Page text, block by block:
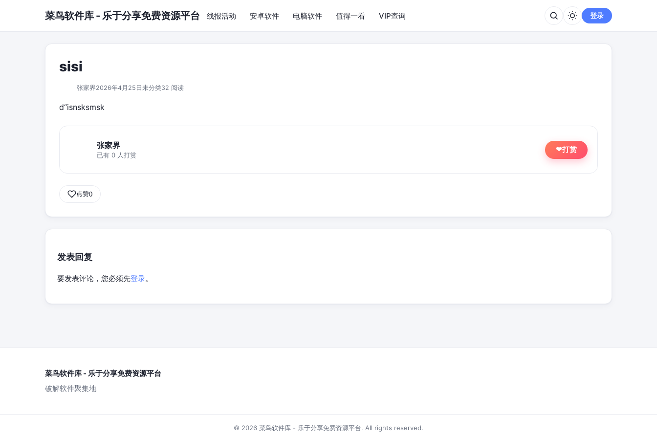
菜鸟软件库 - 乐于分享免费资源平台 线报活动 安卓软件 电脑软件 值得一看 VIP查询 登录
sisi
张家界2026年4月25日 未分类32 阅读
d“isnsksmsk
张家界
已有 0 人打赏
❤打赏
点赞0
发表回复
要发表评论，您必须先登录。
菜鸟软件库 - 乐于分享免费资源平台
破解软件聚集地
© 2026 菜鸟软件库 - 乐于分享免费资源平台. All rights reserved.